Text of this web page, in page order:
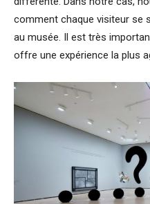
comment chaque visiteur se
au musée. Il est très
offre une expérience la plus